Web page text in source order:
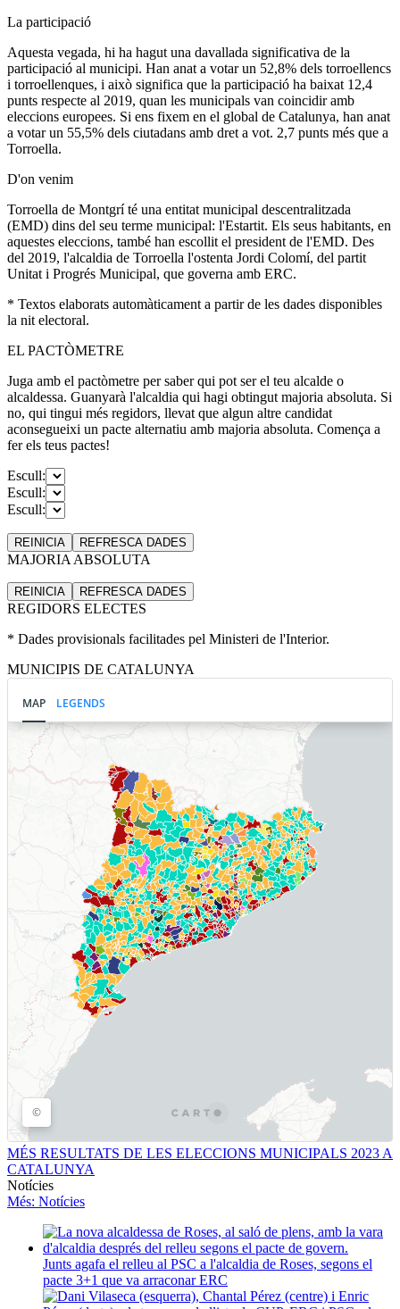
La participació
Aquesta vegada, hi ha hagut una davallada significativa de la
participació al municipi. Han anat a votar un 52,8% dels torroellencs
i torroellenques, i això significa que la participació ha baixat 12,4
punts respecte al 2019, quan les municipals van coincidir amb
eleccions europees. Si ens fixem en el global de Catalunya, han anat
a votar un 55,5% dels ciutadans amb dret a vot. 2,7 punts més que a
Torroella.
D'on venim
Torroella de Montgrí té una entitat municipal descentralitzada
(EMD) dins del seu terme municipal: l'Estartit. Els seus habitants, en
aquestes eleccions, també han escollit el president de l'EMD. Des
del 2019, l'alcaldia de Torroella l'ostenta Jordi Colomí, del partit
Unitat i Progrés Municipal, que governa amb ERC.
* Textos elaborats automàticament a partir de les dades disponibles
la nit electoral.
EL PACTÒMETRE
Juga amb el pactòmetre per saber qui pot ser el teu alcalde o
alcaldessa. Guanyarà l'alcaldia qui hagi obtingut majoria absoluta. Si
no, qui tingui més regidors, llevat que algun altre candidat
aconsegueixi un pacte alternatiu amb majoria absoluta. Comença a
fer els teus pactes!
Escull:
Escull:
Escull:
REINICIA REFRESCA DADES
MAJORIA ABSOLUTA
REINICIA REFRESCA DADES
REGIDORS ELECTES
* Dades provisionals facilitades pel Ministeri de l'Interior.
MUNICIPIS DE CATALUNYA
MÉS RESULTATS DE LES ELECCIONS MUNICIPALS 2023 A
CATALUNYA
Notícies
Més: Notícies
Junts agafa el relleu al PSC a l'alcaldia de Roses, segons el
pacte 3+1 que va arraconar ERC